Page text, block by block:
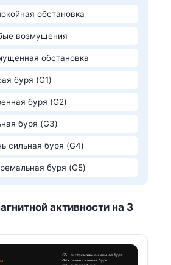
обстановка
возмущения
обстановка
буря (G1)
буря (G2)
буря (G3)
сильная буря (G4)
буря (G5)
активности на 3